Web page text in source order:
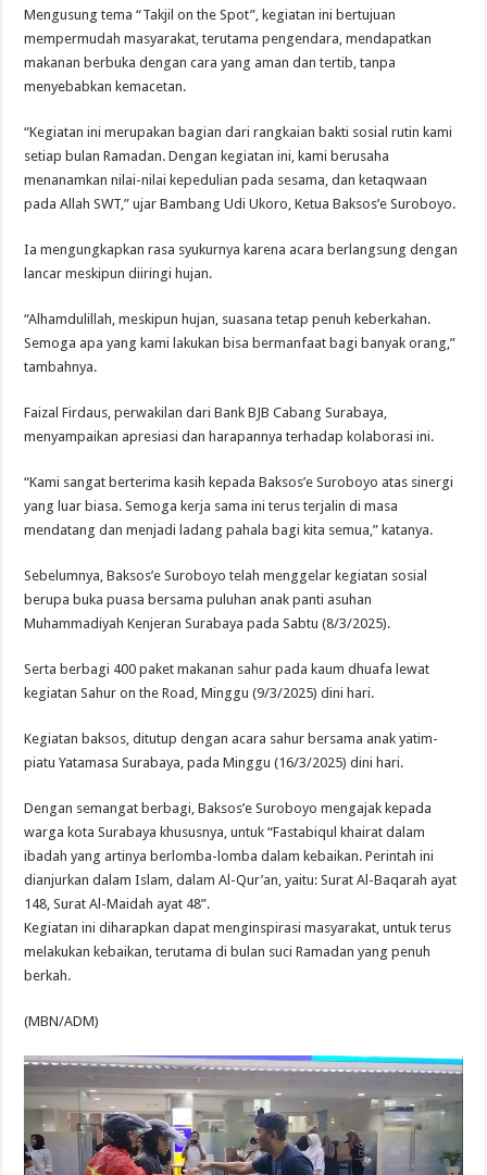
Mengusung tema “Takjil on the Spot”, kegiatan ini bertujuan
mempermudah masyarakat, terutama pengendara, mendapatkan
makanan berbuka dengan cara yang aman dan tertib, tanpa
menyebabkan kemacetan.
“Kegiatan ini merupakan bagian dari rangkaian bakti sosial rutin kami
setiap bulan Ramadan. Dengan kegiatan ini, kami berusaha
menanamkan nilai-nilai kepedulian pada sesama, dan ketaqwaan
pada Allah SWT,” ujar Bambang Udi Ukoro, Ketua Baksos’e Suroboyo.
Ia mengungkapkan rasa syukurnya karena acara berlangsung dengan
lancar meskipun diiringi hujan.
“Alhamdulillah, meskipun hujan, suasana tetap penuh keberkahan.
Semoga apa yang kami lakukan bisa bermanfaat bagi banyak orang,”
tambahnya.
Faizal Firdaus, perwakilan dari Bank BJB Cabang Surabaya,
menyampaikan apresiasi dan harapannya terhadap kolaborasi ini.
“Kami sangat berterima kasih kepada Baksos’e Suroboyo atas sinergi
yang luar biasa. Semoga kerja sama ini terus terjalin di masa
mendatang dan menjadi ladang pahala bagi kita semua,” katanya.
Sebelumnya, Baksos’e Suroboyo telah menggelar kegiatan sosial
berupa buka puasa bersama puluhan anak panti asuhan
Muhammadiyah Kenjeran Surabaya pada Sabtu (8/3/2025).
Serta berbagi 400 paket makanan sahur pada kaum dhuafa lewat
kegiatan Sahur on the Road, Minggu (9/3/2025) dini hari.
Kegiatan baksos, ditutup dengan acara sahur bersama anak yatim-
piatu Yatamasa Surabaya, pada Minggu (16/3/2025) dini hari.
Dengan semangat berbagi, Baksos’e Suroboyo mengajak kepada
warga kota Surabaya khususnya, untuk “Fastabiqul khairat dalam
ibadah yang artinya berlomba-lomba dalam kebaikan. Perintah ini
dianjurkan dalam Islam, dalam Al-Qur’an, yaitu: Surat Al-Baqarah ayat
148, Surat Al-Maidah ayat 48”.
Kegiatan ini diharapkan dapat menginspirasi masyarakat, untuk terus
melakukan kebaikan, terutama di bulan suci Ramadan yang penuh
berkah.
(MBN/ADM)